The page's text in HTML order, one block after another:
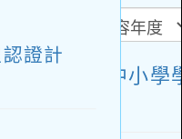
證計